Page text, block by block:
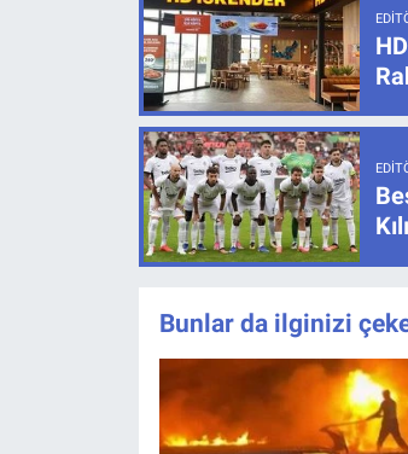
Bunlar da ilginizi